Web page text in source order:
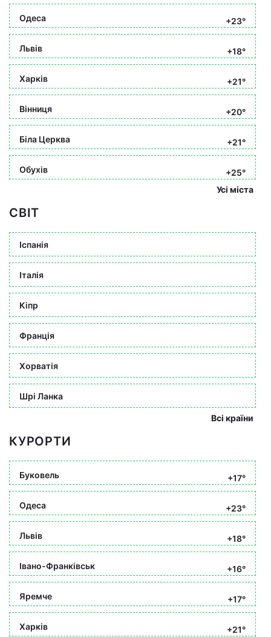
Одеса +23°
Львів +18°
Харків +21°
Вінниця +20°
Біла Церква +21°
Обухів
+25°
Усі міста
СВІТ
Іспанія
Італія
Кіпр
Франція
Хорватія
Шрі Ланка
Всі країни
КУРОРТИ
Буковель +17°
Одеса +23°
Львів +18°
Івано-Франківськ +16°
Яремче +17°
Харків
+21°